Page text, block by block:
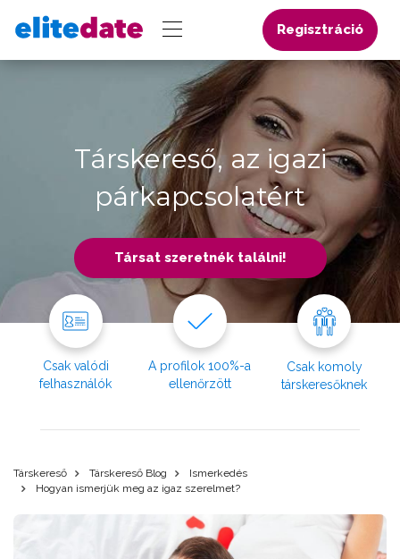
Regisztráció
Társkereső, az igazi
párkapcsolatért
Társat szeretnék találni!
Csak valódi
felhasználók
A profilok 100%-a
ellenőrzött
Csak komoly
társkeresőknek
Társkereső Társkereső Blog
Ismerkedés
Hogyan ismerjük meg az igaz szerelmet?